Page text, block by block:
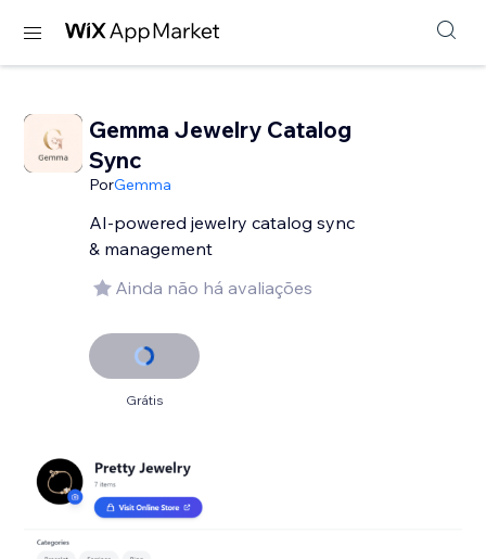
Gemma Jewelry Catalog
Sync
PorGemma
AI-powered jewelry catalog sync
& management
Ainda não há avaliações
Grátis